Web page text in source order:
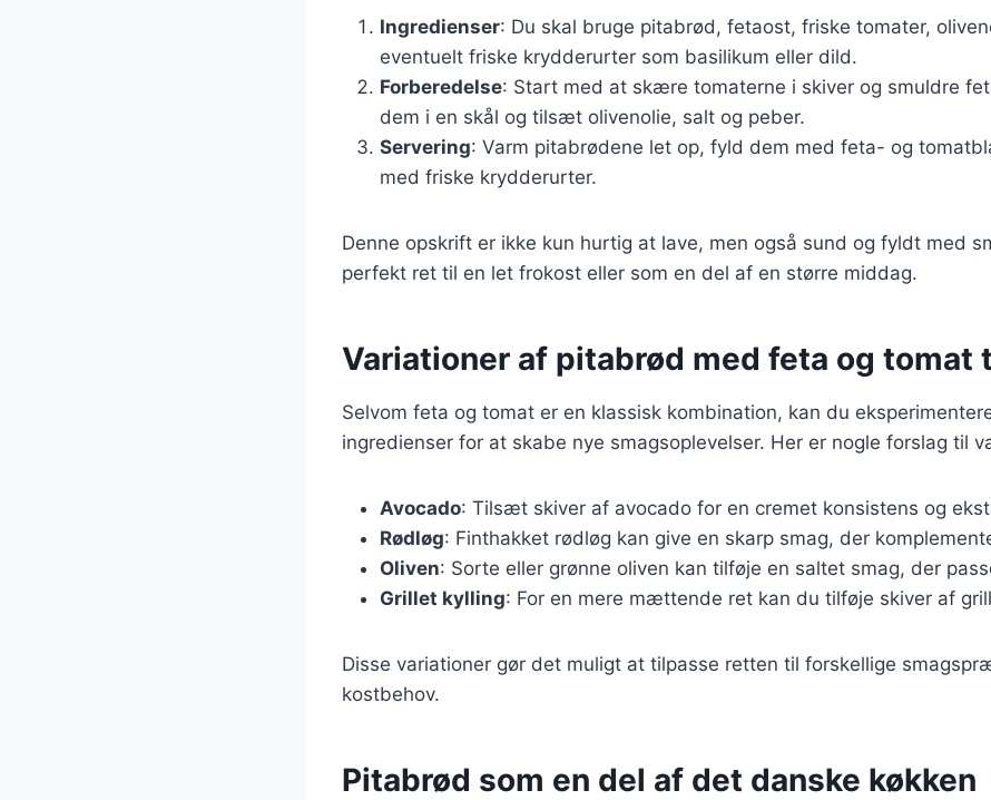
Ingredienser: Du skal bruge pitabrød, fetaost, friske tomater,
eventuelt friske krydderurter som basilikum eller dild.
Forberedelse: Start med at skære tomaterne i skiver og smuldre
dem i en skål og tilsæt olivenolie, salt og peber.
Servering: Varm pitabrødene let op, fyld dem med feta- og
med friske krydderurter.
Denne opskrift er ikke kun hurtig at lave, men også sund og fyldt med
perfekt ret til en let frokost eller som en del af en større middag.
Variationer af pitabrød med feta og tomat
Selvom feta og tomat er en klassisk kombination, kan du
ingredienser for at skabe nye smagsoplevelser. Her er nogle forslag til
Avocado: Tilsæt skiver af avocado for en cremet konsistens og
Rødløg: Finthakket rødløg kan give en skarp smag, der
Oliven: Sorte eller grønne oliven kan tilføje en saltet smag, der
Grillet kylling: For en mere mættende ret kan du tilføje skiver af
Disse variationer gør det muligt at tilpasse retten til forskellige
kostbehov.
Pitabrød som en del af det danske køkken